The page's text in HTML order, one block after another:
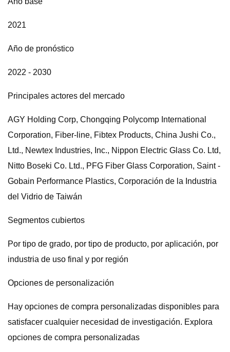
2021
Año de pronóstico
2022 - 2030
Principales actores del mercado
AGY Holding Corp, Chongqing Polycomp International
Corporation, Fiber-line, Fibtex Products, China Jushi Co.,
Ltd., Newtex Industries, Inc., Nippon Electric Glass Co. Ltd,
Nitto Boseki Co. Ltd., PFG Fiber Glass Corporation, Saint -
Gobain Performance Plastics, Corporación de la Industria
del Vidrio de Taiwán
Segmentos cubiertos
Por tipo de grado, por tipo de producto, por aplicación, por
industria de uso final y por región
Opciones de personalización
Hay opciones de compra personalizadas disponibles para
satisfacer cualquier necesidad de investigación. Explora
opciones de compra personalizadas